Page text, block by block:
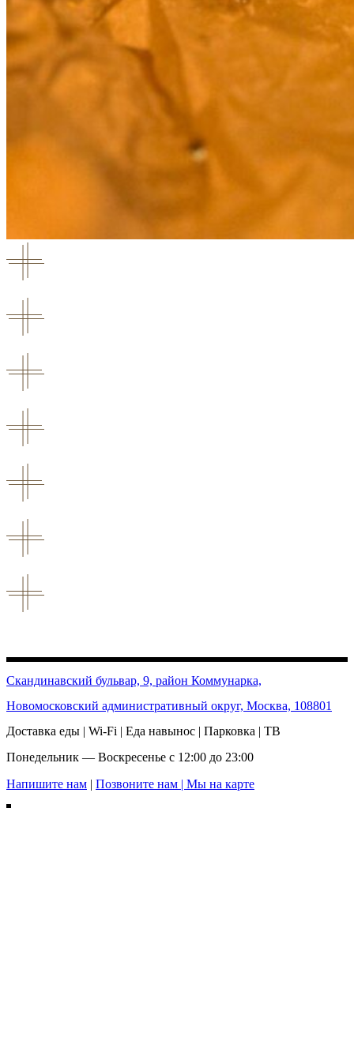
Скандинавский бульвар, 9, район Коммунарка,
Новомосковский административный округ, Москва, 108801
Доставка еды | Wi-Fi | Еда навынос | Парковка | ТВ
Понедельник — Воскресенье с 12:00 до 23:00
Напишите нам | Позвоните нам | Мы на карте